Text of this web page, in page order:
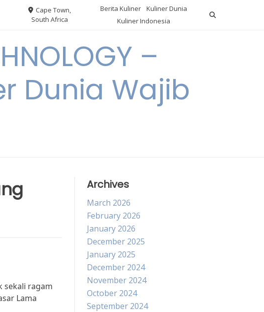
Cape Town,
South Africa
Berita Kuliner
Kuliner Dunia
Kuliner Indonesia
–
Dunia Wajib
sekali ragam
Lama
Archives
March 2026
February 2026
January 2026
December 2025
January 2025
December 2024
November 2024
October 2024
September 2024